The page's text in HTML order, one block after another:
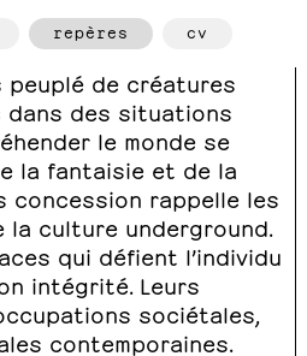
repères cv
peuplé de créatures
des situations
le monde se
la fantaisie et de la
concession rappelle les
la culture underground.
qui défient l’individu
intégrité. Leurs
sociétales,
contemporaines.